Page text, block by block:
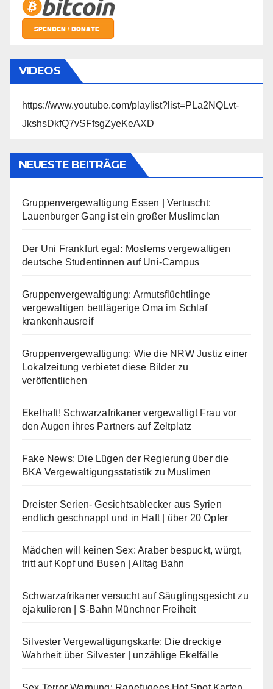
VIDEOS
https://www.youtube.com/playlist?list=PLa2NQLvt-
JkshsDkfQ7vSFfsgZyeKeAXD
NEUESTE BEITRÄGE
Gruppenvergewaltigung Essen | Vertuscht:
Lauenburger Gang ist ein großer Muslimclan
Der Uni Frankfurt egal: Moslems vergewaltigen
deutsche Studentinnen auf Uni-Campus
Gruppenvergewaltigung: Armutsflüchtlinge
vergewaltigen bettlägerige Oma im Schlaf
krankenhausreif
Gruppenvergewaltigung: Wie die NRW Justiz einer
Lokalzeitung verbietet diese Bilder zu
veröffentlichen
Ekelhaft! Schwarzafrikaner vergewaltigt Frau vor
den Augen ihres Partners auf Zeltplatz
Fake News: Die Lügen der Regierung über die
BKA Vergewaltigungsstatistik zu Muslimen
Dreister Serien- Gesichtsablecker aus Syrien
endlich geschnappt und in Haft | über 20 Opfer
Mädchen will keinen Sex: Araber bespuckt, würgt,
tritt auf Kopf und Busen | Alltag Bahn
Schwarzafrikaner versucht auf Säuglingsgesicht zu
ejakulieren | S-Bahn Münchner Freiheit
Silvester Vergewaltigungskarte: Die dreckige
Wahrheit über Silvester | unzählige Ekelfälle